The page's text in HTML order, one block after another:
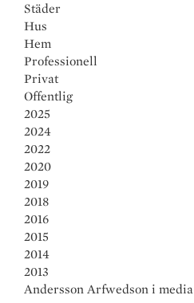
Städer
Hus
Hem
Professionell
Privat
Offentlig
2025
2024
2022
2020
2019
2018
2016
2015
2014
2013
Andersson Arfwedson i media